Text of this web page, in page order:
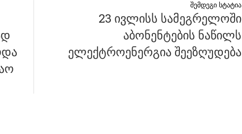
23 ივლისს სამეგრელოში
აბონენტების ნაწილს
ელექტროენერგია შეეზღუდება